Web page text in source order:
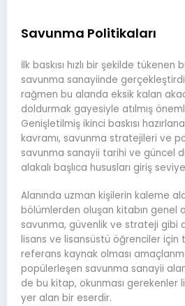
Savunma Politikaları
İlk baskısı hızlı bir şekilde tükenen
savunma sanayiinde
rağmen bu alanda eksik kalan
doldurmak gayesiyle atılmış
Genişletilmiş ikinci baskısı
kavramı, savunma stratejileri ve
savunma sanayii tarihi ve güncel
alakalı başlıca hususları giriş
Alanında uzman kişilerin kaleme
bölümlerden oluşan kitabın genel
savunma, güvenlik ve strateji gibi
lisans ve lisansüstü öğrenciler için
referans kaynak olması
popülerleşen savunma sanayii
de bu kitap, okunması gerekenler
yer alan bir eserdir.